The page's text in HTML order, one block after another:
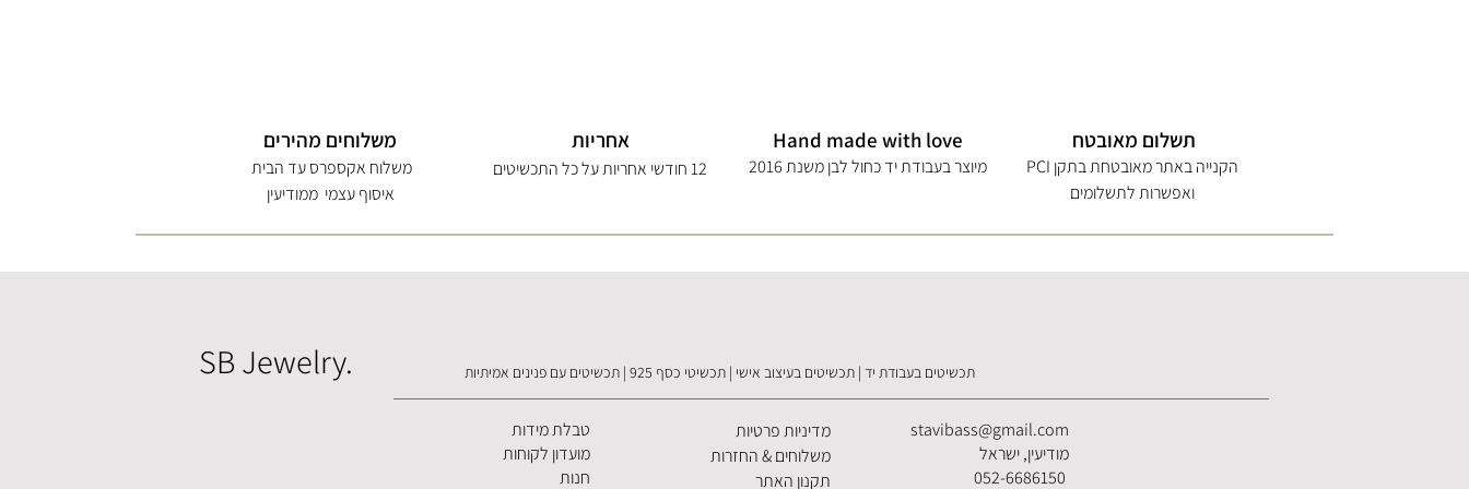
משלוחים מהירים
משלוח אקספרס עד הבית
איסוף עצמי ממודיעין
אחריות
12 חודשי אחריות על כל התכשיטים
Hand made with love
מיוצר בעבודת יד כחול לבן משנת 2016
תשלום מאובטח
הקנייה באתר מאובטחת בתקן PCI
ואפשרות לתשלומים
תכשיטים בעבודת יד | תכשיטים בעיצוב אישי | תכשיטי כסף 925 | תכשיטים עם פנינים אמיתיות SB Jewelry.
stavibass@gmail.com
מודיעין, ישראל
מדיניות פרטיות
משלוחים & החזרות
תקנון האתר
טבלת מידות
מועדון לקוחות
חנות